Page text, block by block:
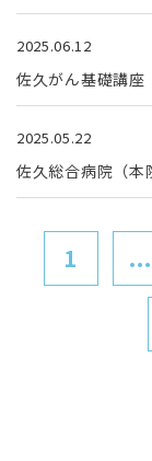
2025.06.12
佐久がん基礎講座
2025.05.22
佐久総合病院（
1 ...